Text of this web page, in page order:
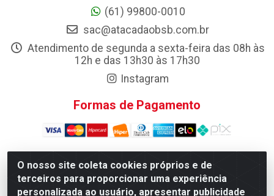
O nosso site coleta cookies próprios e de
terceiros para proporcionar uma experiência
personalizada ao usuário, apresentar publicidade
(61) 99800-0010
sac@atacadaobsb.com.br
Atendimento de segunda a sexta-feira das 08h às
12h e das 13h30 às 17h30
Instagram
Formas de Pagamento
Atacadao da Limpeza F. Pereira Queiroz Comercio e
Distribuicao LTDA - Quadra Qi 10 Lotes 39 e, 41 - Setor